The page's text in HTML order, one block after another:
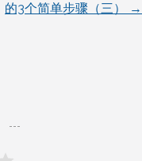
的3个简单步骤（三）
→